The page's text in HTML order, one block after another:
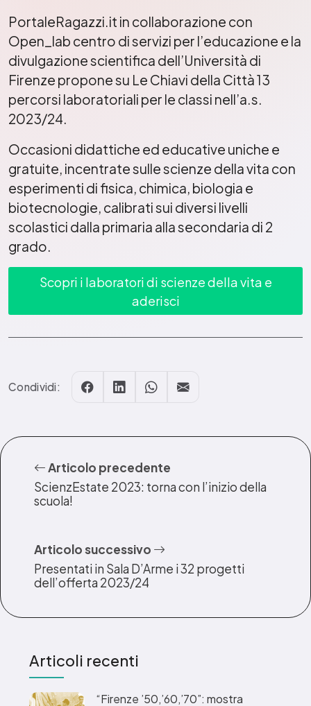
PortaleRagazzi.it in collaborazione con
Open_lab centro di servizi per l’educazione e la
divulgazione scientifica dell’Università di
Firenze propone su Le Chiavi della Città 13
percorsi laboratoriali per le classi nell’a.s.
2023/24.
Occasioni didattiche ed educative uniche e
gratuite, incentrate sulle scienze della vita con
esperimenti di fisica, chimica, biologia e
biotecnologie, calibrati sui diversi livelli
scolastici dalla primaria alla secondaria di 2
grado.
Scopri i laboratori di scienze della vita e
aderisci
Condividi:
Articolo precedente
ScienzEstate 2023: torna con l’inizio della
scuola!
Articolo successivo
Presentati in Sala D’Arme i 32 progetti
dell’offerta 2023/24
Articoli recenti
“Firenze ’50,’60,’70”: mostra